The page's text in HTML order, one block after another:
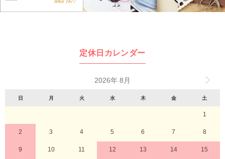
定休日カレンダー
2026年 8月
日 月 火 水 木 金 土
1
2 3 4 5 6 7 8
9 10 11 12 13 14 15